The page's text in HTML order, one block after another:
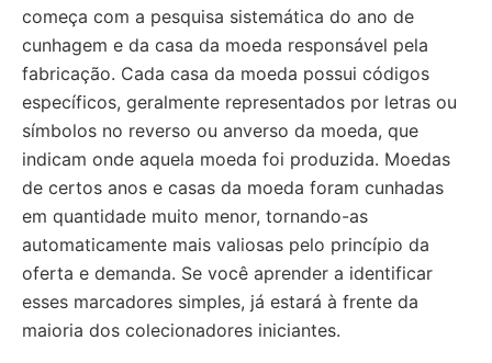
começa com a pesquisa sistemática do ano de
cunhagem e da casa da moeda responsável pela
fabricação. Cada casa da moeda possui códigos
específicos, geralmente representados por letras ou
símbolos no reverso ou anverso da moeda, que
indicam onde aquela moeda foi produzida. Moedas
de certos anos e casas da moeda foram cunhadas
em quantidade muito menor, tornando-as
automaticamente mais valiosas pelo princípio da
oferta e demanda. Se você aprender a identificar
esses marcadores simples, já estará à frente da
maioria dos colecionadores iniciantes.